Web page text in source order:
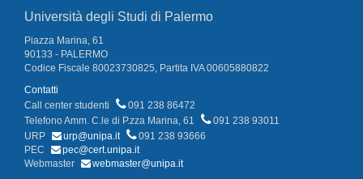
Università degli Studi di Palermo
Piazza Marina, 61
90133 - PALERMO
Codice Fiscale 80023730825, Partita IVA 00605880822
Contatti
Call center studenti
091 238 86472
Telefono Amm. C.le di P.zza Marina, 61
091 238 93011
URP
urp@unipa.it
091 238 93666
PEC
pec@cert.unipa.it
Webmaster
webmaster@unipa.it